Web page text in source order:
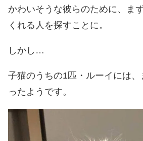
かわいそうな彼らのために、ま
くれる人を探すことに。
しかし…
子猫のうちの1匹・ルーイには
ったようです。